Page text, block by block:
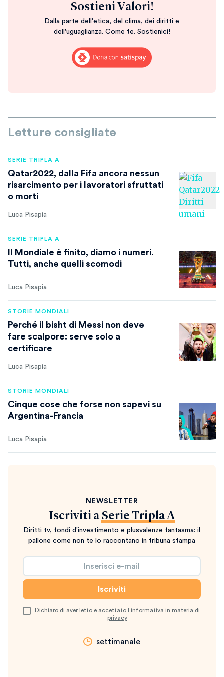
Sostieni Valori!
Dalla parte dell'etica, del clima, dei diritti e
dell'uguaglianza. Come te. Sostienici!
Letture consigliate
SERIE TRIPLA A
Qatar2022, dalla Fifa ancora nessun
risarcimento per i lavoratori sfruttati
o morti
Luca Pisapia
SERIE TRIPLA A
Il Mondiale è finito, diamo i numeri.
Tutti, anche quelli scomodi
Luca Pisapia
STORIE MONDIALI
Perché il bisht di Messi non deve
fare scalpore: serve solo a
certificare
Luca Pisapia
STORIE MONDIALI
Cinque cose che forse non sapevi su
Argentina-Francia
Luca Pisapia
NEWSLETTER
Iscriviti a Serie Tripla A
Diritti tv, fondi d'investimento e plusvalenze fantasma: il
pallone come non te lo raccontano in tribuna stampa
Dichiaro di aver letto e accettato l’informativa in materia di
privacy
settimanale